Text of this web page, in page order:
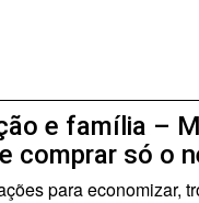
e família –
comprar só o
para economizar,